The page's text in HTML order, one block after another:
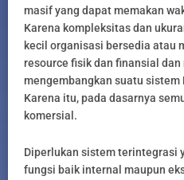
masif yang dapat memakan
Karena kompleksitas dan
kecil organisasi bersedia atau
resource fisik dan finansial
mengembangkan suatu sistem
Karena itu, pada dasarnya
komersial.
Diperlukan sistem terintegrasi
fungsi baik internal maupun